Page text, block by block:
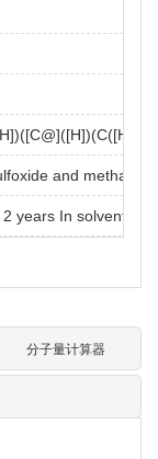
and methanol.
years In solvent -
分子量计算器